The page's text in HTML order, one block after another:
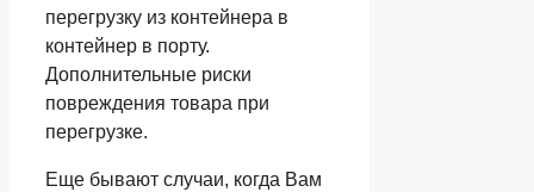
перегрузку из контейнера в
контейнер в порту.
Дополнительные риски
повреждения товара при
перегрузке.
Еще бывают случаи, когда Вам